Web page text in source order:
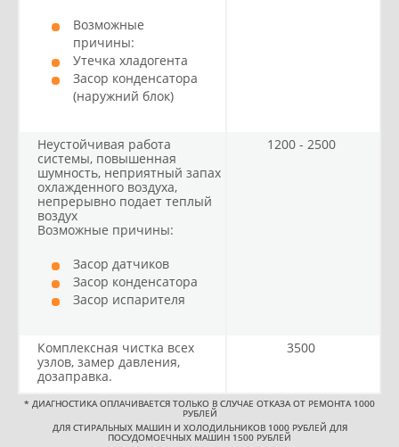
Возможные
причины:
Утечка хладогента
Засор конденсатора
(наружний блок)
Неустойчивая работа
системы, повышенная
шумность, неприятный запах
охлажденного воздуха,
непрерывно подает теплый
воздух
Возможные причины:
Засор датчиков
Засор конденсатора
Засор испарителя
1200 - 2500
Комплексная чистка всех
узлов, замер давления,
дозаправка.
3500
* ДИАГНОСТИКА ОПЛАЧИВАЕТСЯ ТОЛЬКО В СЛУЧАЕ ОТКАЗА ОТ РЕМОНТА 1000
РУБЛЕЙ
ДЛЯ СТИРАЛЬНЫХ МАШИН И ХОЛОДИЛЬНИКОВ 1000 РУБЛЕЙ ДЛЯ
ПОСУДОМОЕЧНЫХ МАШИН 1500 РУБЛЕЙ